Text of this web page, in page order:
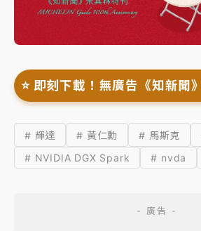
⭐️ 即刻下載！無廣告《知新聞
# 輝達 # 黃仁勳 # 馬斯克
# NVIDIA DGX Spark
# nvda